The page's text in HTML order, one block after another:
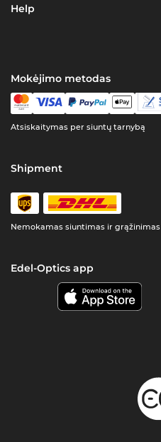
Help
Mokėjimo metodas
Atsiskaitymas per siuntų tarnybą
Shipment
Nemokamas siuntimas ir grąžinimas
Edel-Optics app